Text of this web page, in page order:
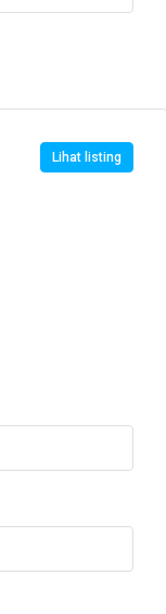
Lihat listing